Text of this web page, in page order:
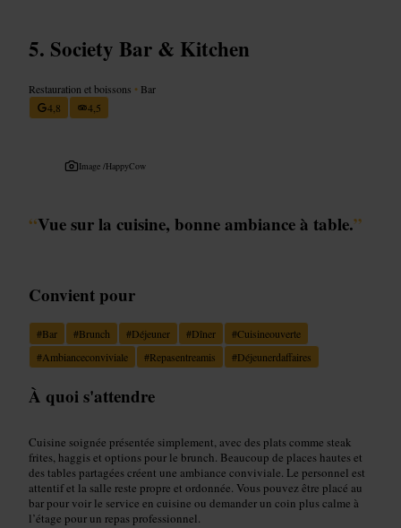
Society Bar & Kitchen
Restauration et boissons • Bar
4,8
4,5
Image /HappyCow
“Vue sur la cuisine, bonne ambiance à table.”
Convient pour
#Bar #Brunch #Déjeuner #Dîner #Cuisineouverte
#Ambianceconviviale #Repasentreamis #Déjeunerdaffaires
À quoi s'attendre
Cuisine soignée présentée simplement, avec des plats comme steak
frites, haggis et options pour le brunch. Beaucoup de places hautes et
des tables partagées créent une ambiance conviviale. Le personnel est
attentif et la salle reste propre et ordonnée. Vous pouvez être placé au
bar pour voir le service en cuisine ou demander un coin plus calme à
l’étage pour un repas professionnel.